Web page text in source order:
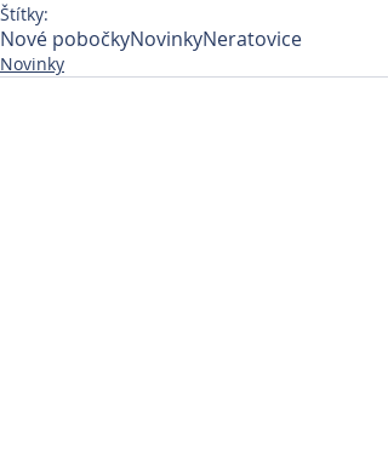
Štítky:
Nové pobočkyNovinkyNeratovice
Novinky